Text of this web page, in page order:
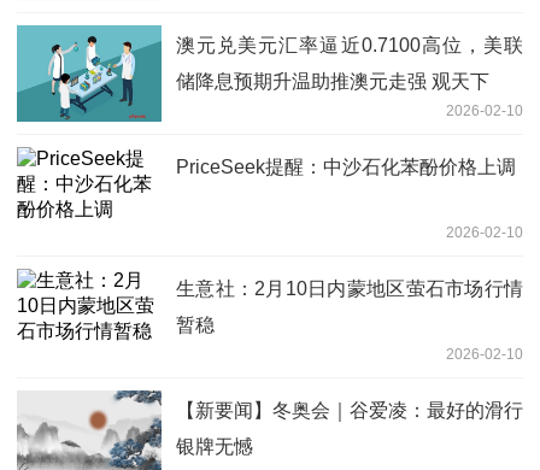
澳元兑美元汇率逼近0.7100高位，美联
储降息预期升温助推澳元走强 观天下
2026-02-10
PriceSeek提醒：中沙石化苯酚价格上调
2026-02-10
生意社：2月10日内蒙地区萤石市场行情
暂稳
2026-02-10
【新要闻】冬奥会｜谷爱凌：最好的滑行
银牌无憾